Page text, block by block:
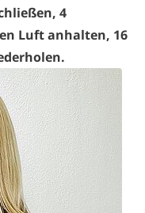
4
Luft anhalten, 16